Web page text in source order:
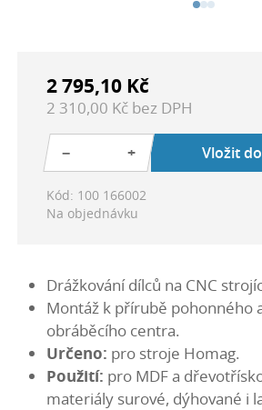
2 795,10 Kč
2 310,00 Kč bez DPH
− + Vložit
Kód: 100 166002
Na objednávku
Drážkování dílců na CNC
Montáž k přírubě pohonného
obráběcího centra.
Určeno: pro stroje Homag.
Použití: pro MDF a
materiály surové, dýhované i